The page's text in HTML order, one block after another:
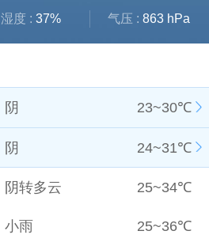
湿度 : 37% 气压 : 863 hPa
阴 23~30℃
阴 24~31℃
阴转多云 25~34℃
小雨 25~36℃